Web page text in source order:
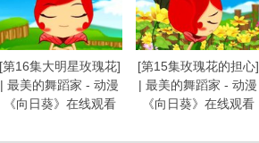
[第16集大明星玫瑰花]
| 最美的舞蹈家 - 动漫
《向日葵》在线观看
[第15集玫瑰花的担心]
| 最美的舞蹈家 - 动漫
《向日葵》在线观看